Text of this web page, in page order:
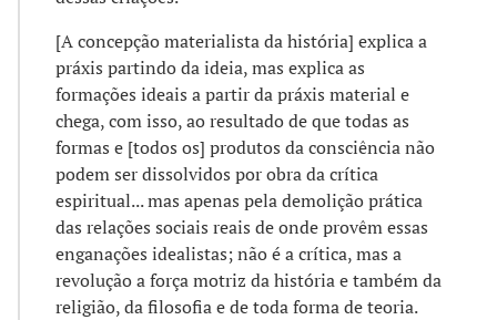
[A concepção materialista da história] explica a
práxis partindo da ideia, mas explica as
formações ideais a partir da práxis material e
chega, com isso, ao resultado de que todas as
formas e [todos os] produtos da consciência não
podem ser dissolvidos por obra da crítica
espiritual... mas apenas pela demolição prática
das relações sociais reais de onde provêm essas
enganações idealistas; não é a crítica, mas a
revolução a força motriz da história e também da
religião, da filosofia e de toda forma de teoria.